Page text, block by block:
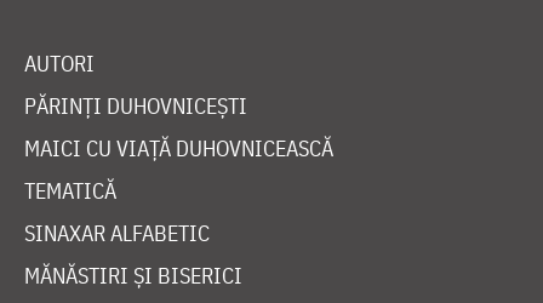
AUTORI
PĂRINȚI DUHOVNICEȘTI
MAICI CU VIAȚĂ DUHOVNICEASCĂ
TEMATICĂ
SINAXAR ALFABETIC
MĂNĂSTIRI ȘI BISERICI